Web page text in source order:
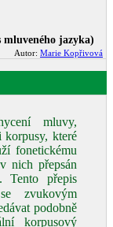
mluveného jazyka)
Autor: Marie Kopřivová
mluvy,
korpusy, které
fonetickému
nich přepsán
Tento přepis
zvukovým
podobně
korpusový